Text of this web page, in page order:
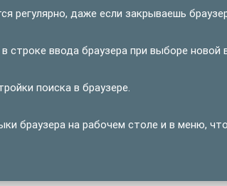
регулярно, даже если закрываешь
строке ввода браузера при выборе новой
поиска в браузере.
браузера на рабочем столе и в меню,